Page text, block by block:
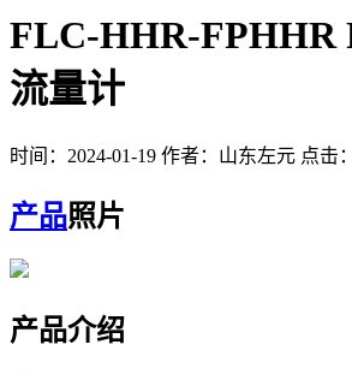
FLC-HHR-FPHHR
流量计
时间：2024-01-19 作者：山东左元 点击
产品照片
产品介绍